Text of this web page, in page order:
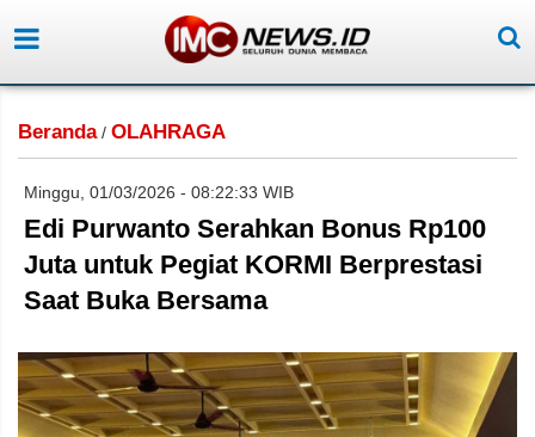
Beranda/ OLAHRAGA
Minggu, 01/03/2026 - 08:22:33 WIB
Edi Purwanto Serahkan Bonus Rp100
Juta untuk Pegiat KORMI Berprestasi
Saat Buka Bersama